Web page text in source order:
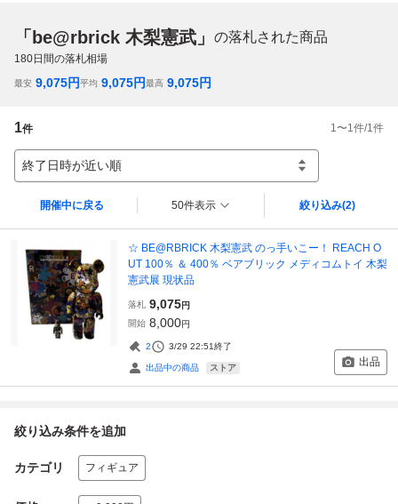
「be@rbrick 木梨憲武」 の落札された商品
180日間の落札相場
最安 9,075円平均 9,075円最高 9,075円
1件 1 〜1 件/1 件
終了日時が近い順
開催中に戻る 50件表示 絞り込み(2)
☆ BE@RBRICK 木梨憲武 のっ手いこー！ REACH O
UT 100％ ＆ 400％ ベアブリック メディコムトイ 木梨
憲武展 現状品
落札 9,075円
開始 8,000円
2 3/29 22:51終了
出品中の商品 ストア 出品
絞り込み条件を追加
カテゴリ フィギュア